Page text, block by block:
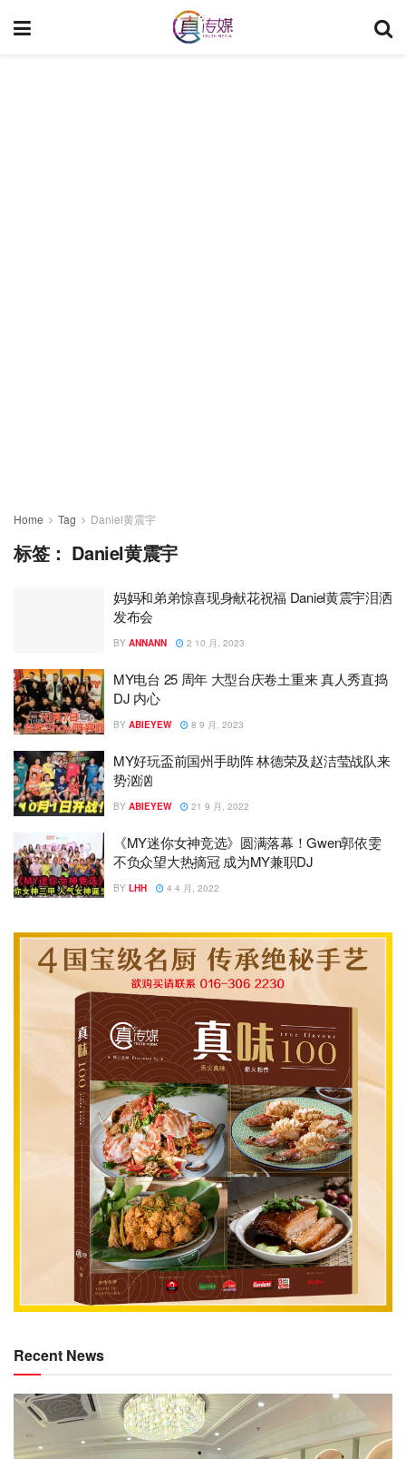
Home Tag Daniel黄震宇
标签： Daniel黄震宇
妈妈和弟弟惊喜现身献花祝福 Daniel黄震宇泪洒
发布会
BY ANNANN 2 10 月, 2023
MY电台 25 周年 大型台庆卷土重来 真人秀直捣
DJ 内心
BY ABIEYEW 8 9 月, 2023
MY好玩盃前国州手助阵 林德荣及赵洁莹战队来
势汹汹
BY ABIEYEW 21 9 月, 2022
《MY迷你女神竞选》圆满落幕！Gwen郭依雯
不负众望大热摘冠 成为MY兼职DJ
BY LHH 4 4 月, 2022
Recent News